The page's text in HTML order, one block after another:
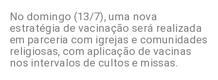
No domingo (13/7), uma nova
estratégia de vacinação será realizada
em parceria com igrejas e comunidades
religiosas, com aplicação de vacinas
nos intervalos de cultos e missas.